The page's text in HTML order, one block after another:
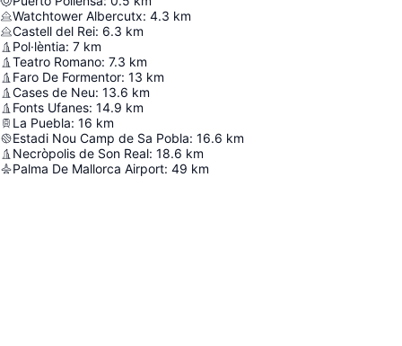
Watchtower Albercutx: 4.3 km
Castell del Rei: 6.3 km
Pol·lèntia: 7 km
Teatro Romano: 7.3 km
Faro De Formentor: 13 km
Cases de Neu: 13.6 km
Fonts Ufanes: 14.9 km
La Puebla: 16 km
Estadi Nou Camp de Sa Pobla: 16.6 km
Necròpolis de Son Real: 18.6 km
Palma De Mallorca Airport: 49 km